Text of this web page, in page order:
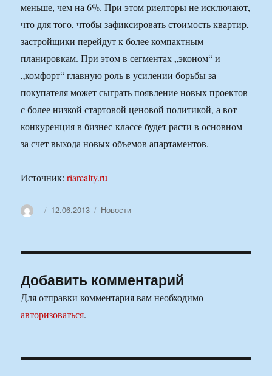
меньше, чем на 6%. При этом риелторы не исключают,
что для того, чтобы зафиксировать стоимость квартир,
застройщики перейдут к более компактным
планировкам. При этом в сегментах „эконом“ и
„комфорт“ главную роль в усилении борьбы за
покупателя может сыграть появление новых проектов
с более низкой стартовой ценовой политикой, а вот
конкуренция в бизнес-классе будет расти в основном
за счет выхода новых объемов апартаментов.
Источник:riarealty.ru
АвторОпубликовано
12.06.2013 Рубрики
Новости
Добавить комментарий
Для отправки комментария вам необходимо
авторизоваться.